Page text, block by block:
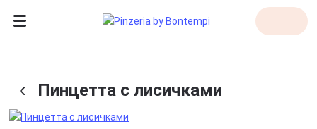
Пинцетта с лисичками